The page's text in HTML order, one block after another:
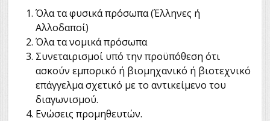
Όλα τα φυσικά πρόσωπα (Έλληνες ή
Αλλοδαποί)
Όλα τα νομικά πρόσωπα
Συνεταιρισμοί υπό την προϋπόθεση ότι
ασκούν εμπορικό ή βιομηχανικό ή βιοτεχνικό
επάγγελμα σχετικό με το αντικείμενο του
διαγωνισμού.
Ενώσεις προμηθευτών.